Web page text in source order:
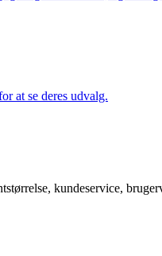
at se deres udvalg.
kundeservice,